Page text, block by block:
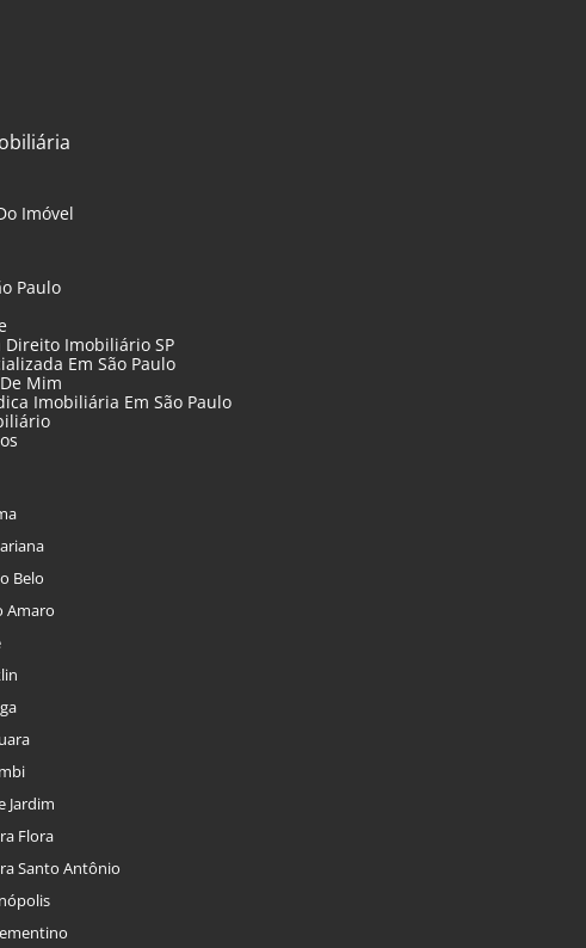
Imóvel
Paulo
Direito Imobiliário SP
Em São Paulo
Mim
Imobiliária Em São Paulo
Belo
Amaro
Jardim
Flora
Santo Antônio